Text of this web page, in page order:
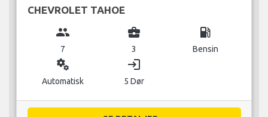
CHEVROLET TAHOE
group
7
business_center
3
local_gas_station
Bensin
miscellaneous_services
Automatisk
login
5 Dør